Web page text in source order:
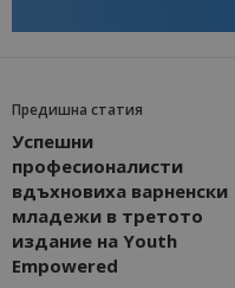
Предишна статия
Успешни
професионалисти
вдъхновиха варненски
младежи в третото
издание на Youth
Empowered